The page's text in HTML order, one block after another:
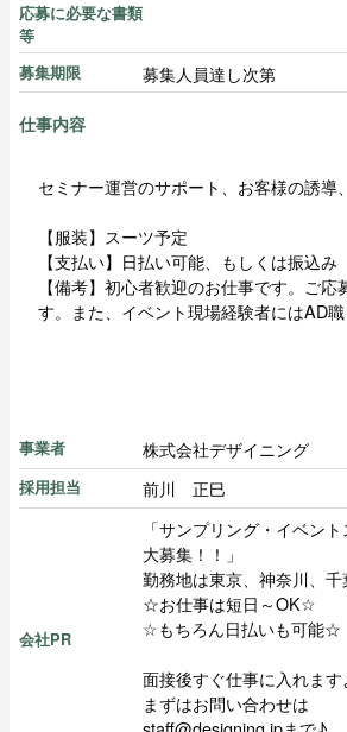
応募に必要な書類
等
募集期限
募集人員達し次第
仕事内容
セミナー運営のサポート、お客様の誘導
【服装】スーツ予定
【支払い】日払い可能、もしくは振込み
【備考】初心者歓迎のお仕事です。ご応
す。また、イベント現場経験者にはAD職
事業者 株式会社デザイニング
採用担当 前川 正巳
会社PR
「サンプリング・イベン
大募集！！」
勤務地は東京、神奈川、千
☆お仕事は短日～OK☆
☆もちろん日払いも可能☆
面接後すぐ仕事に入れます
まずはお問い合わせは